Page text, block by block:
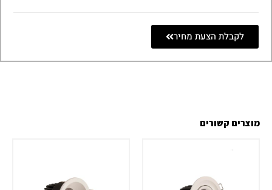
לקבלת הצעת מחיר
מוצרים קשורים